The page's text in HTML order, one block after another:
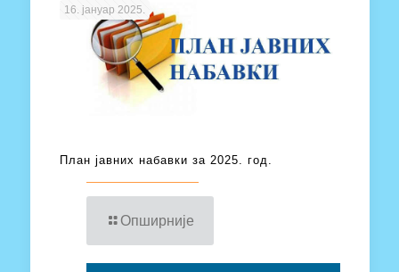
16. јануар 2025.
План јавних набавки за 2025. год.
Опширније